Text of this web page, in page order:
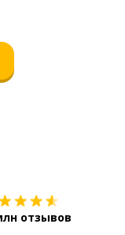
отзывов